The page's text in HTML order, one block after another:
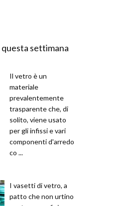
settimana
Il vetro è un
materiale
prevalentemente
trasparente che, di
solito, viene usato
per gli infissi e vari
componenti d'arredo
co ...
I vasetti di vetro, a
patto che non urtino